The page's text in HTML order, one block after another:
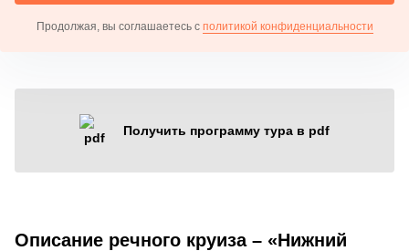
Продолжая, вы соглашаетесь с политикой конфиденциальности
Получить программу тура в pdf
Описание речного круиза – «Нижний